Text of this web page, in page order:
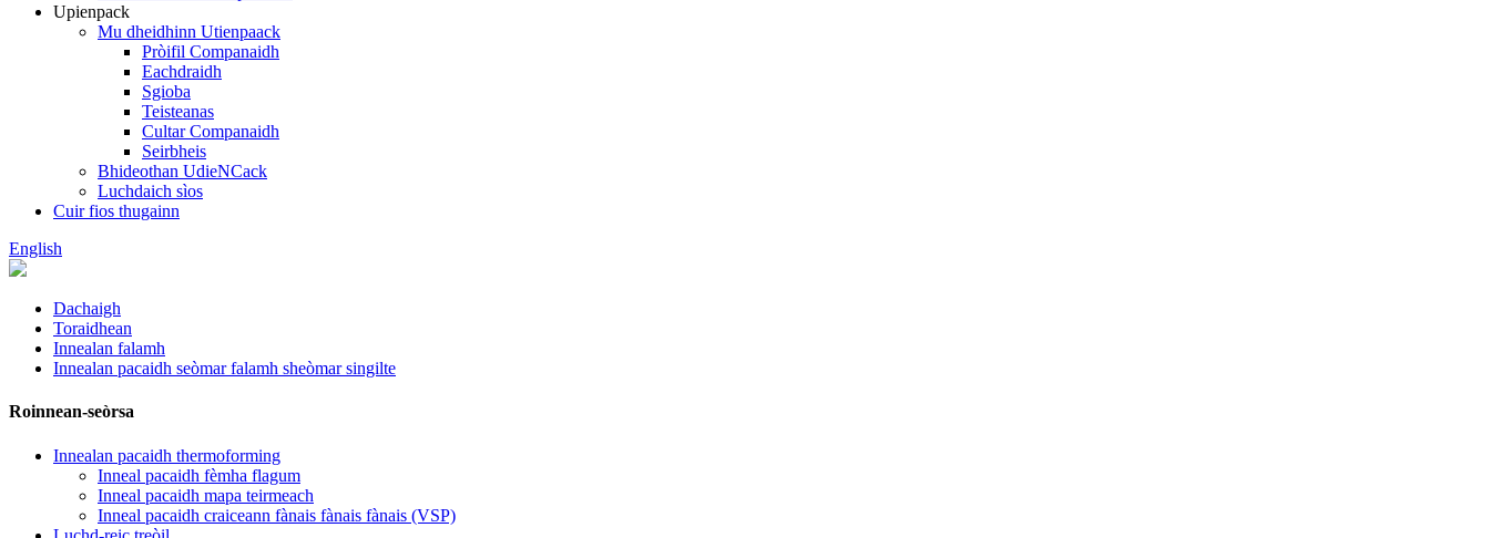
Upienpack
Mu dheidhinn Utienpaack
Pròifil Companaidh
Eachdraidh
Sgioba
Teisteanas
Cultar Companaidh
Seirbheis
Bhideothan UdieNCack
Luchdaich sìos
Cuir fios thugainn
English
Dachaigh
Toraidhean
Innealan falamh
Innealan pacaidh seòmar falamh sheòmar singilte
Roinnean-seòrsa
Innealan pacaidh thermoforming
Inneal pacaidh fèmha flagum
Inneal pacaidh mapa teirmeach
Inneal pacaidh craiceann fànais fànais fànais (VSP)